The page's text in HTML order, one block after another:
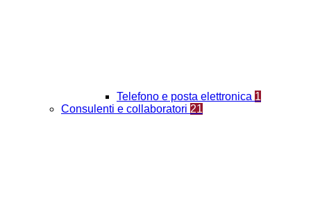
Telefono e posta elettronica 1
Consulenti e collaboratori 21